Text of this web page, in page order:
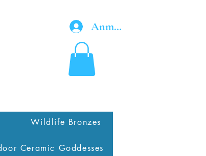
Anmelden
Wildlife Bronzes
Ceramic Goddesses